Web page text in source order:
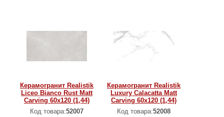
Керамогранит Realistik
Liceo Bianco Rust Matt
Carving 60x120 (1,44)
Код товара:52007
Керамогранит Realistik
Luxury Calacatta Matt
Carving 60x120 (1,44)
Код товара:52008